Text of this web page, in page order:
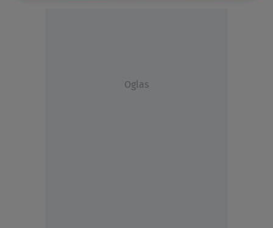
Oglas